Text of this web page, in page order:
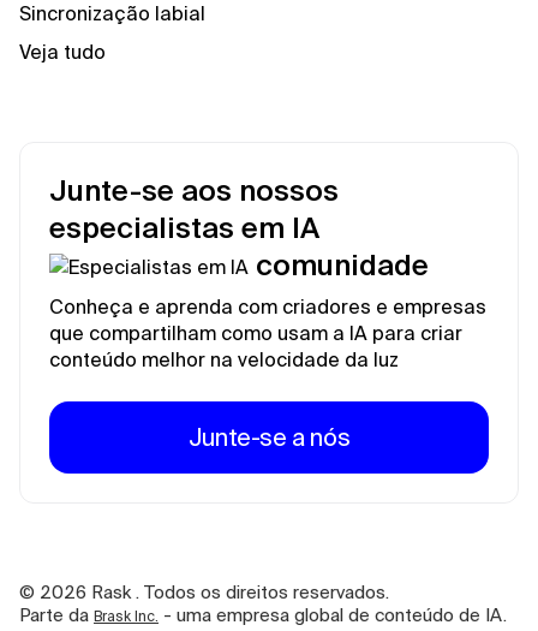
Sincronização labial
Veja tudo
Junte-se aos nossos
especialistas em IA
comunidade
Conheça e aprenda com criadores e empresas
que compartilham como usam a IA para criar
conteúdo melhor na velocidade da luz
Junte-se a nós
© 2026 Rask . Todos os direitos reservados.
Parte da Brask Inc.
- uma empresa global de conteúdo de IA.